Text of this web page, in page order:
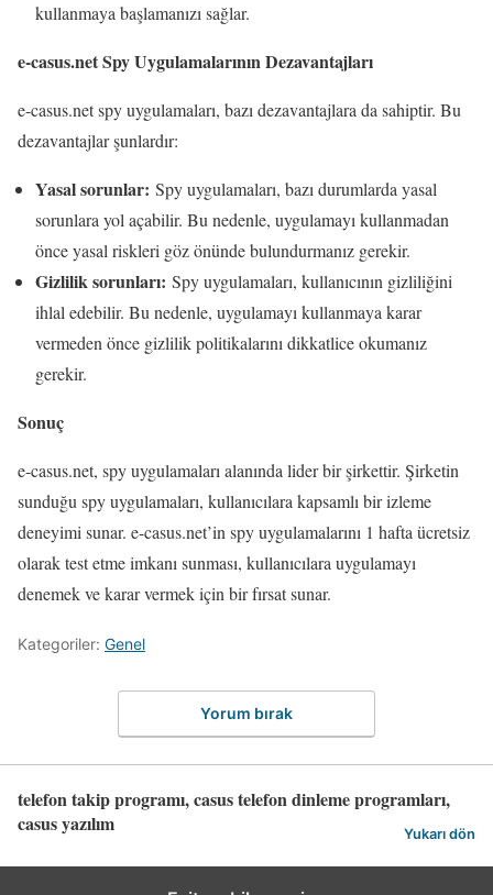
kullanmaya başlamanızı sağlar.
e-casus.net Spy Uygulamalarının Dezavantajları
e-casus.net spy uygulamaları, bazı dezavantajlara da sahiptir. Bu
dezavantajlar şunlardır:
Yasal sorunlar: Spy uygulamaları, bazı durumlarda yasal
sorunlara yol açabilir. Bu nedenle, uygulamayı kullanmadan
önce yasal riskleri göz önünde bulundurmanız gerekir.
Gizlilik sorunları: Spy uygulamaları, kullanıcının gizliliğini
ihlal edebilir. Bu nedenle, uygulamayı kullanmaya karar
vermeden önce gizlilik politikalarını dikkatlice okumanız
gerekir.
Sonuç
e-casus.net, spy uygulamaları alanında lider bir şirkettir. Şirketin
sunduğu spy uygulamaları, kullanıcılara kapsamlı bir izleme
deneyimi sunar. e-casus.net’in spy uygulamalarını 1 hafta ücretsiz
olarak test etme imkanı sunması, kullanıcılara uygulamayı
denemek ve karar vermek için bir fırsat sunar.
Kategoriler: Genel
Yorum bırak
telefon takip programı, casus telefon dinleme programları,
casus yazılım
Yukarı dön